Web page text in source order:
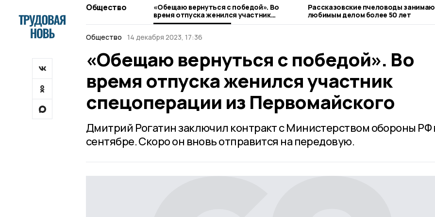
Общество
«Обещаю вернуться с победой». Во
время отпуска женился участник
спецоперации из Первомайского
Рассказовские пчеловоды
любимым делом более 50 лет
Общество
14 декабря 2023, 17:36
«Обещаю вернуться с победой». Во
время отпуска женился участник
спецоперации из Первомайского
Дмитрий Рогатин заключил контракт с Министерством обороны РФ
сентябре. Скоро он вновь отправится на передовую.